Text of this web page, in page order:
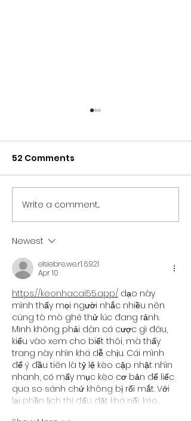
NORTH EAST BRANDS
BACK NEWCASTLE
PRIDE AS PARTNER LINE-
52 Comments
Write a comment...
Newest
elsiebre.we.r1.6.921
Apr 10
https://keonhacai55.app/ dạo này
mình thấy mọi người nhắc nhiều nên
cũng tò mò ghé thử lúc đang rảnh.
Mình không phải dân cá cược gì đâu,
kiểu vào xem cho biết thôi, mà thấy
trang này nhìn khá dễ chịu. Cái mình
để ý đầu tiên là tỷ lệ kèo cập nhật nhìn
nhanh, có mấy mục kèo cơ bản để liếc
qua so sánh chứ không bị rối mắt. Với
lại phần lịch thi đấu đặt khá nổi, kéo…